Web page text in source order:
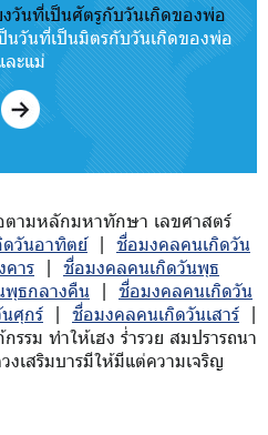
วันที่เป็นศัตรูกับวันเกิดของพ่อ
นวันที่เป็นมิตรกับวันเกิดของพ่อ
ละแม่
ตามหลักมหาทักษา เลขศาสตร์
วันอาทิตย์| ชื่อมงคลคนเกิดวัน
าร | ชื่อมงคลคนเกิดวันพุธ
พุธกลางคืน | ชื่อมงคลคนเกิดวัน
ศุกร์ | ชื่อมงคลคนเกิดวันเสาร์ |
รม ทำให้เฮง ร่ำรวย สมปรารถนา
เสริมบารมีให้มีแต่ความเจริญ